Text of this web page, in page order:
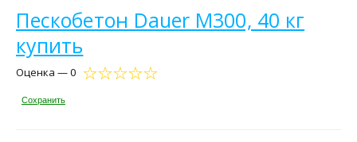
Пескобетон Dauer М300, 40 кг
купить
Оценка — 0
Сохранить